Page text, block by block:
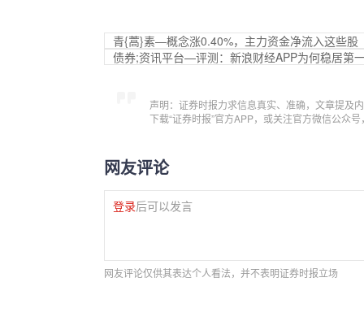
青{蒿}素—概念涨0.40%，主力资金净流入这些股
债券;资讯平台—评测：新浪财经APP为何稳居第
声明：证券时报力求信息真实、准确，文章提及
下载“证券时报”官方APP，或关注官方微信公众
网友评论
登录后可以发言
网友评论仅供其表达个人看法，并不表明证券时报立场